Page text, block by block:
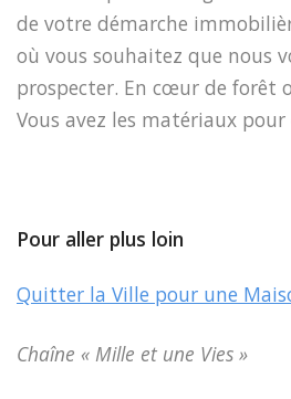
de votre démarche
où vous souhaitez que nous
prospecter. En cœur de forêt
Vous avez les matériaux pour
Pour aller plus loin
Quitter la Ville pour une
Chaîne « Mille et une Vies »